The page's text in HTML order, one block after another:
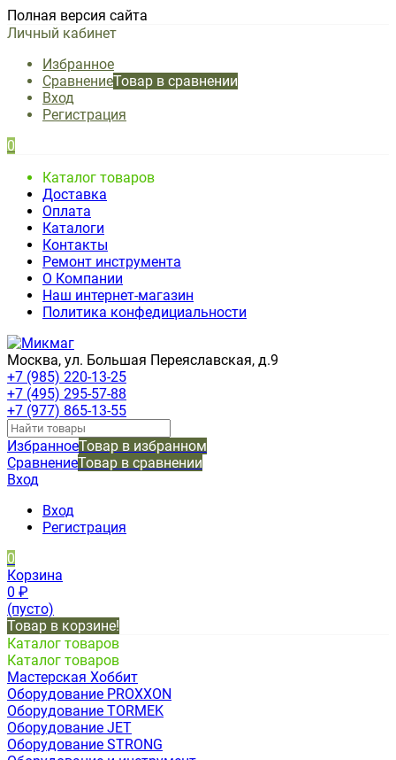
Полная версия сайта
Личный кабинет
Избранное
СравнениеТовар в сравнении
Вход
Регистрация
0
Каталог товаров
Доставка
Оплата
Каталоги
Контакты
Ремонт инструмента
О Компании
Наш интернет-магазин
Политика конфедициальности
Москва, ул. Большая Переяславская, д.9
+7 (985) 220-13-25
+7 (495) 295-57-88
+7 (977) 865-13-55
ИзбранноеТовар в избранном
СравнениеТовар в сравнении
Вход
Вход
Регистрация
0
Корзина
0 ₽
(пусто)
Товар в корзине!
Каталог товаров
Каталог товаров
Мастерская Хоббит
Оборудование PROXXON
Оборудование TORMEK
Оборудование JET
Оборудование STRONG